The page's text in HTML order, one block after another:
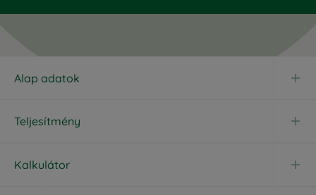
Alap adatok
Teljesítmény
Kalkulátor